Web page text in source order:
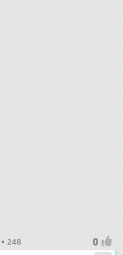
248